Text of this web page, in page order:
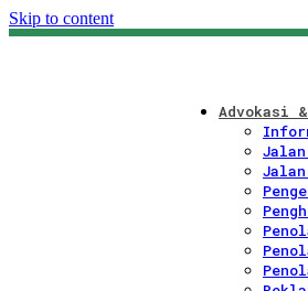
Skip to content
Advokasi &